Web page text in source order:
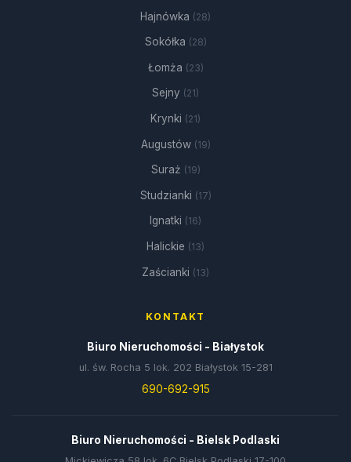
Hajnówka (28)
Sokółka (28)
Łomża (23)
Sejny (21)
Krynki (21)
Augustów (19)
Suraż (19)
Studzianki (17)
Ignatki (16)
Halickie (13)
Zaścianki (13)
KONTAKT
Biuro Nieruchomości - Białystok
ul. św. Rocha 5 lok. 202 Białystok 15-281
690-692-915
Biuro Nieruchomości - Bielsk Podlaski